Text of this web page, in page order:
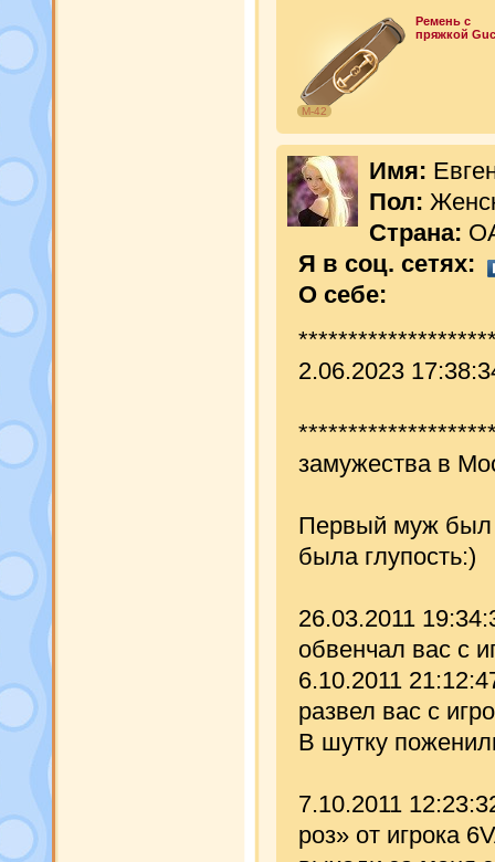
М-42
Ремень с
пряжкой
Имя:
Пол:
Страна:
Я в соц. сетях:
О себе:
2.06.2023
замужества в
Первый муж был
была глупость:)
26.03.2011
обвенчал вас с
6.10.2011
развел вас с
В шутку
7.10.2011
роз» от игрока